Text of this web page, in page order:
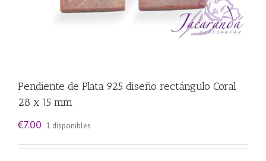
Pendiente de Plata 925 diseño rectángulo Coral
28 x 15 mm
€7.00 1 disponibles